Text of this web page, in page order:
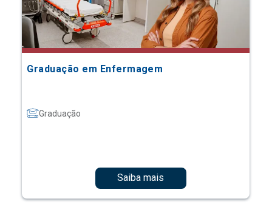
Graduação em Enfermagem
Graduação
Saiba mais